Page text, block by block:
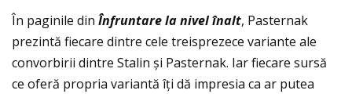
În paginile din Înfruntare la nivelînalt, Pasternak
prezintă fiecare dintre cele treisprezece variante ale
convorbirii dintre Stalin și Pasternak. Iar fiecare sursă
ce oferă propria variantă îţi dă impresia ca ar putea